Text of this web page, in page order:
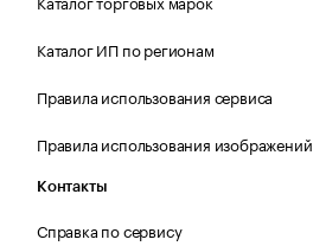
Каталог ИП по регионам
Правила использования сервиса
Правила использования изображений
Контакты
Справка по сервису